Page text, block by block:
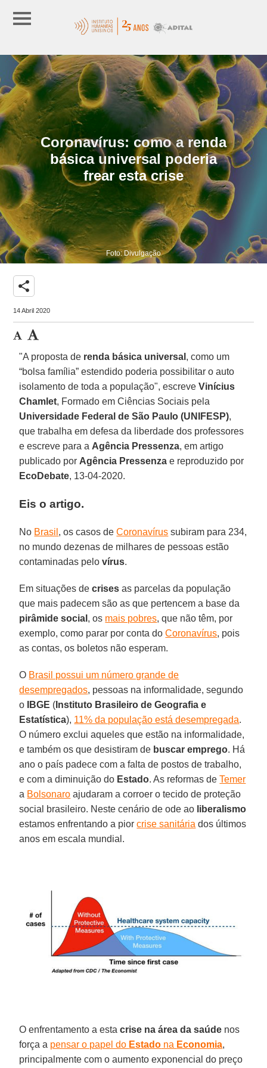
Coronavírus: como a renda
básica universal poderia
frear esta crise
Foto: Divulgação
share
14 Abril 2020
"A proposta de renda básica universal , como um
“bolsa família” estendido poderia possibilitar o auto
isolamento de toda a população", escreveVinícius
Chamlet, Formado em Ciências Sociais pela
Universidade Federal de São Paulo (UNIFESP),
que trabalha em defesa da liberdade dos professores
e escreve para a Agência Pressenza, em artigo
publicado por Agência Pressenza e reproduzido por
EcoDebate, 13-04-2020.
Eis o artigo.
No Brasil , os casos deCoronavírus subiram para 234,
no mundo dezenas de milhares de pessoas estão
contaminadas pelovírus.
Em situações decrises as parcelas da população
que mais padecem são as que pertencem a base da
pirâmide social , os mais pobres, que não têm, por
exemplo, como parar por conta doCoronavírus, pois
as contas, os boletos não esperam.
O Brasil possui um número grande de
desempregados, pessoas na informalidade, segundo
o
IBGE ( Instituto Brasileiro de Geografia e
Estatística), 11% da população está desempregada.
O número exclui aqueles que estão na informalidade,
e também os que desistiram de buscar emprego. Há
ano o país padece com a falta de postos de trabalho,
e com a diminuição do Estado. As reformas deTemer
a Bolsonaro ajudaram a corroer o tecido de proteção
social brasileiro. Neste cenário de ode ao liberalismo
estamos enfrentando a piorcrise sanitária dos últimos
anos em escala mundial.
O enfrentamento a estacrise na área da saúde nos
força a pensar o papel do Estado na Economia,
principalmente com o aumento exponencial do preço